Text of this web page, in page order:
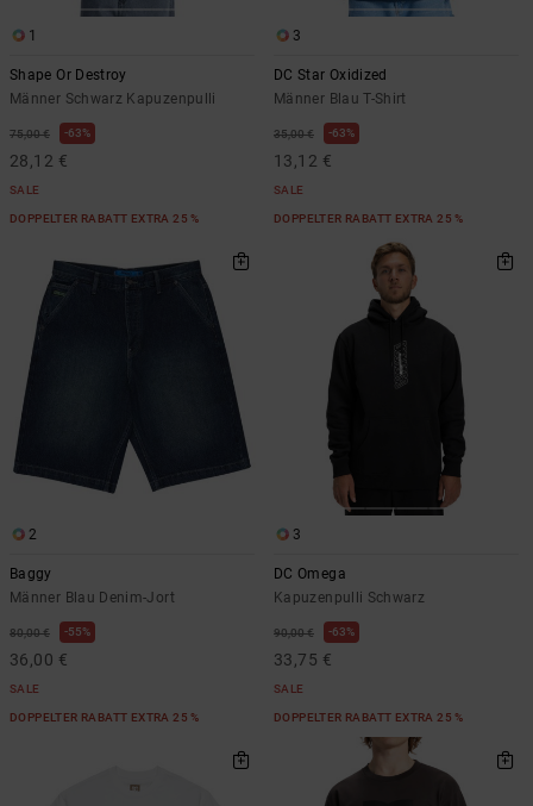
1
Shape Or Destroy
Männer Schwarz Kapuzenpulli
75,00 € 63%
28,12 €
SALE
DOPPELTER RABATT EXTRA 25 %
3
DC Star Oxidized
Männer Blau T-Shirt
35,00 € 63%
13,12 €
SALE
DOPPELTER RABATT EXTRA 25 %
2
Baggy
Männer Blau Denim-Jort
80,00 € 55%
36,00 €
SALE
DOPPELTER RABATT EXTRA 25 %
3
DC Omega
Kapuzenpulli Schwarz
90,00 € 63%
33,75 €
SALE
DOPPELTER RABATT EXTRA 25 %